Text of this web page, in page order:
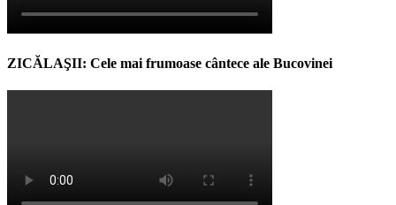
ZICĂLAŞII: Cele mai frumoase cântece ale Bucovinei